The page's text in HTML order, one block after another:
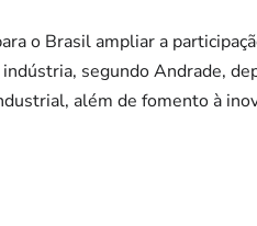
o Brasil ampliar a
segundo Andrade,
além de fomento à